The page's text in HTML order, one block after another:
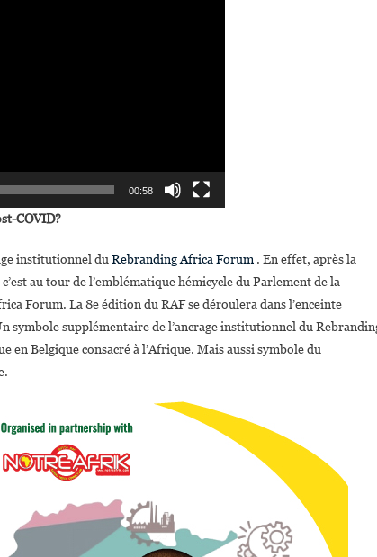
00:58
COVID?
institutionnel du Rebranding Africa Forum . En effet, après la
au tour de l’emblématique hémicycle du Parlement de la
Forum. La 8e édition du RAF se déroulera dans l’enceinte
symbole supplémentaire de l’ancrage institutionnel du
Belgique consacré à l’Afrique. Mais aussi symbole du